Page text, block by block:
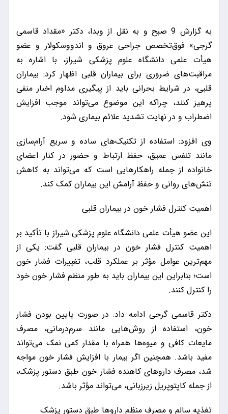
به گزارش 9 صبح و به نقل از وبدا، دکتر «مقداد قاسمی
گرجی» فوق‌تخصص جراحی عروق و اندووسکولار و عضو
هیأت علمی دانشگاه علوم پزشکی شیراز، با اشاره به
مراقبت‌های ضروری برای بیماران قلبی اظهار کرد: بیماران
قلبی، در شرایط بحرانی باید از پیگیری مداوم اخبار منفی
پرهیز کنند، چراکه این موضوع می‌تواند موجب افزایش
اضطراب و در نهایت تشدید علائم بیماری شود.
وی افزود: استفاده از تکنیک‌های ساده و سریع آرام‌سازی
مانند تنفس عمیق، حفظ ارتباط و حضور در کنار اعضای
خانواده از جمله راهکارهایی است که می‌تواند به کاهش
تنش‌های روانی و حفظ آرامش این بیماران کمک کند.
اهمیت کنترل فشار خون در بیماران قلبی
این عضو هیأت علمی دانشگاه علوم پزشکی شیراز با تأکید بر
اهمیت کنترل فشار خون در بیماران قلبی گفت: یکی از
مهم‌ترین عوامل مؤثر بر عملکرد قلب، تغییرات فشار خون
است؛ بنابراین این بیماران باید به طور منظم فشار خون خود
را کنترل کنند.
دکتر قاسمی گرجی ادامه داد: در صورت پایین بودن فشار
خون، استفاده از روش‌هایی مانند سرم‌درمانی، مصرف
مایعات کافی و میوه‌ها همراه با مقدار کمی نمک می‌تواند
مفید باشد. همچنین اگر بیمار با افزایش فشار خون مواجه
شد، مصرف داروهای کاهنده فشار خون طبق دستور پزشک،
از جمله کاپتوپریل زیرزبانی، می‌تواند مؤثر باشد.
تغذیه سالم و مصرف منظم داروها طبق دستور پزشک